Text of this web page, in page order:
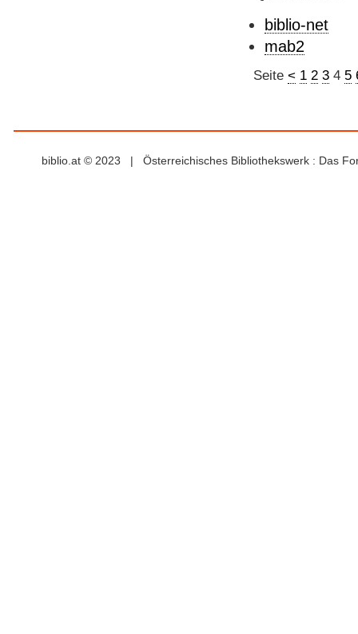
biblio-net
mab2
Seite < 1 2 3 4 5
biblio.at © 2023 | Österreichisches Bibliothekswerk : Das